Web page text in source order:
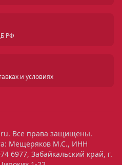
РФ
и условиях
Все права защищены.
Мещеряков М.С., ИНН
6977, Забайкальский край, г.